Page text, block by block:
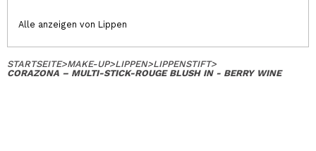
Alle anzeigen von Lippen
STARTSEITE>MAKE-UP>LIPPEN>LIPPENSTIFT>
CORAZONA – MULTI-STICK-ROUGE BLUSH IN - BERRY WINE